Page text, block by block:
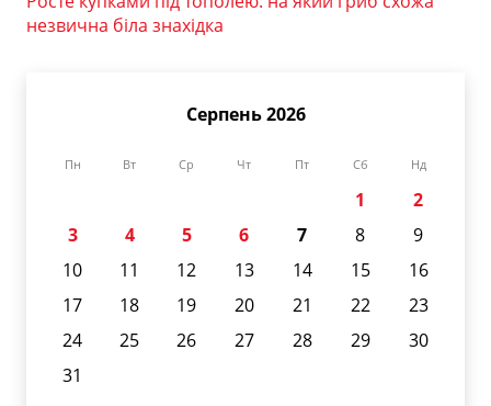
незвична біла знахідка
Серпень 2026
Пн Вт Ср Чт Пт Сб Нд
1
2
3
4 5 6 7 8
9
10
11 12 13 14 15
16
17
18 19 20 21 22
23
24
25 26 27 28 29
30
31